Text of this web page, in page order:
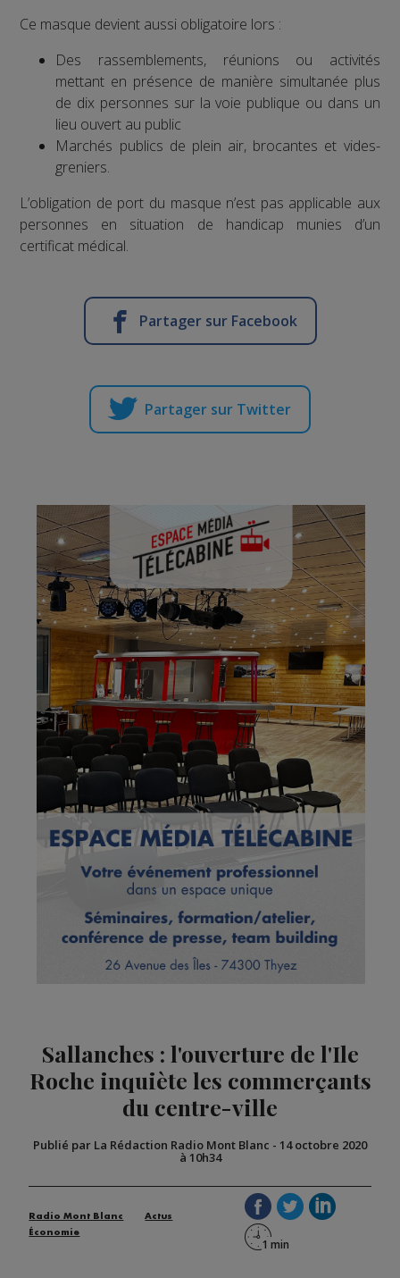
Ce masque devient aussi obligatoire lors :
Des rassemblements, réunions ou activités
mettant en présence de manière simultanée plus
de dix personnes sur la voie publique ou dans un
lieu ouvert au public
Marchés publics de plein air, brocantes et vides-
greniers.
L’obligation de port du masque n’est pas applicable aux
personnes en situation de handicap munies d’un
certificat médical.
Partager sur Facebook
Partager sur Twitter
Sallanches : l'ouverture de l'Ile
Roche inquiète les commerçants
du centre-ville
Publié par La Rédaction Radio Mont Blanc - 14 octobre 2020
à 10h34
Radio Mont Blanc
Actus
Économie